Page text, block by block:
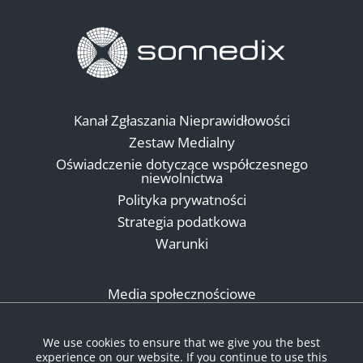
Kanał Zgłaszania Nieprawidłowości
Zestaw Medialny
Oświadczenie dotyczące współczesnego
niewolnictwa
Polityka prywatności
Strategia podatkowa
Warunki
Media społecznościowe
We use cookies to ensure that we give you the best
experience on our website. If you continue to use this